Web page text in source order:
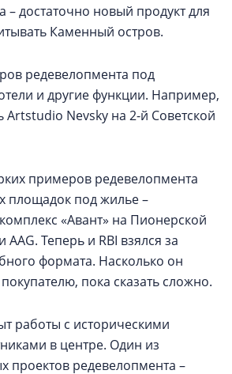
– достаточно новый продукт для
Каменный остров.
редевелопмента под
и другие функции. Например,
Artstudio Nevsky на 2-й Советской
примеров редевелопмента
площадок под жилье –
«Авант» на Пионерской
Теперь и RBI взялся за
формата. Насколько он
пока сказать сложно.
работы с историческими
в центре. Один из
проектов редевелопмента –